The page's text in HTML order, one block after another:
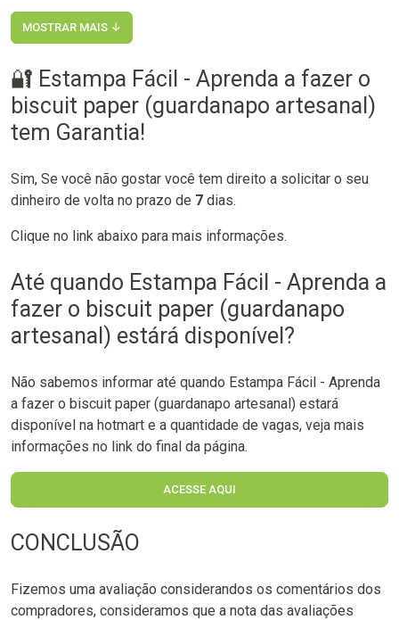
MOSTRAR MAIS ↓
🔐 Estampa Fácil - Aprenda a fazer o
biscuit paper (guardanapo artesanal)
tem Garantia!
Sim, Se você não gostar você tem direito a solicitar o seu
dinheiro de volta no prazo de 7 dias.
Clique no link abaixo para mais informações.
Até quando Estampa Fácil - Aprenda a
fazer o biscuit paper (guardanapo
artesanal) estárá disponível?
Não sabemos informar até quando Estampa Fácil - Aprenda
a fazer o biscuit paper (guardanapo artesanal) estará
disponível na hotmart e a quantidade de vagas, veja mais
informações no link do final da página.
ACESSE AQUI
CONCLUSÃO
Fizemos uma avaliação considerandos os comentários dos
compradores, consideramos que a nota das avaliações